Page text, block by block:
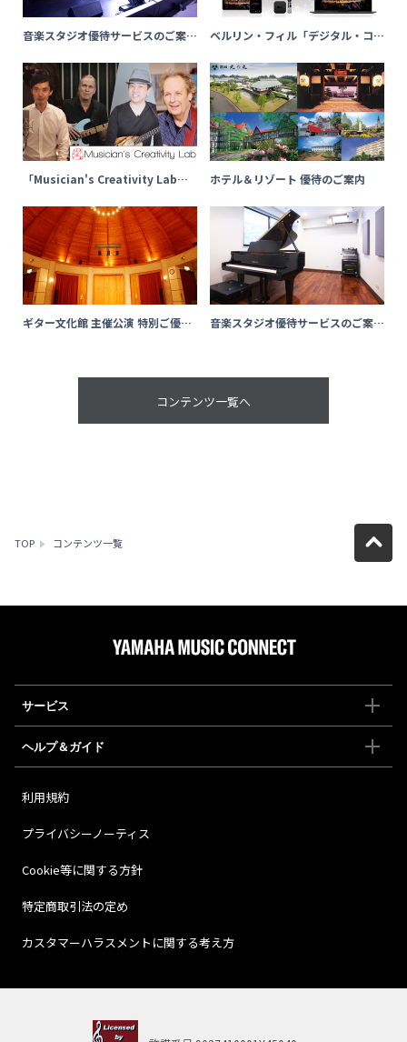
音楽スタジオ優待サービスのご案内
ベルリン・フィル「デジタル・コン
「Musician's Creativity Lab」
ホテル＆リゾート 優待のご案内
ギター文化館 主催公演 特別ご優待
音楽スタジオ優待サービスのご案内
コンテンツ一覧へ
TOP コンテンツ一覧
サービス
ヘルプ＆ガイド
利用規約
プライバシーノーティス
Cookie等に関する方針
特定商取引法の定め
カスタマーハラスメントに関する考え方